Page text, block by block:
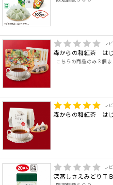
レ
森からの和紅茶 は
こちらの商品のみ３個
レ
森からの和紅茶 はじ
レ
深蒸しさえみどりＴ